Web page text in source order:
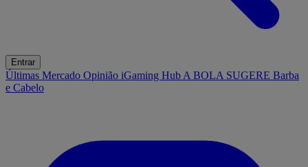
Entrar
Últimas Mercado Opinião iGaming Hub A BOLA SUGERE Barba
e Cabelo